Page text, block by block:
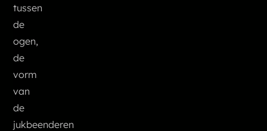
tussen
de
ogen,
de
vorm
van
de
jukbeenderen